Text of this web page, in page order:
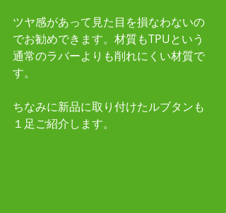
ツヤ感があって見た目を損なわないの
でお勧めできます。材質もTPUという
通常のラバーよりも削れにくい材質で
す。
ちなみに新品に取り付けたルブタンも
１足ご紹介します。